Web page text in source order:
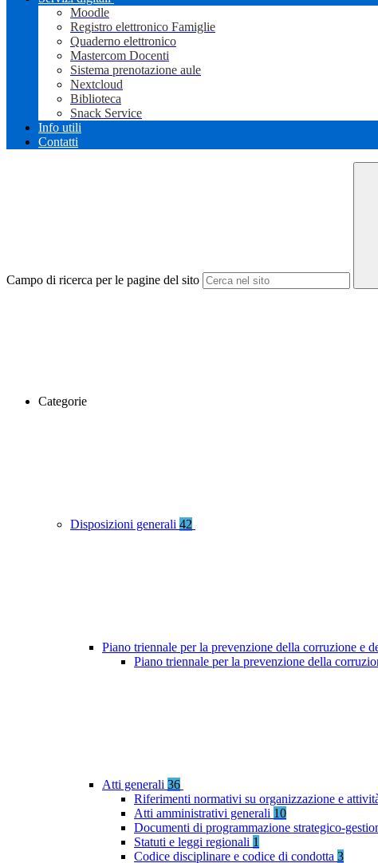
Moodle
Registro elettronico Famiglie
Quaderno elettronico
Mastercom Docenti
Sistema prenotazione aule
Nextcloud
Biblioteca
Snack Service
Info utili
Contatti
Campo di ricerca per le pagine del sito
Categorie
Disposizioni generali 42
Piano triennale per la prevenzione della corruzione e
Piano triennale per la prevenzione della
Atti generali 36
Riferimenti normativi su organizzazione e
Atti amministrativi generali 10
Documenti di programmazione strategico-
Statuti e leggi regionali 1
Codice disciplinare e codice di condotta 3